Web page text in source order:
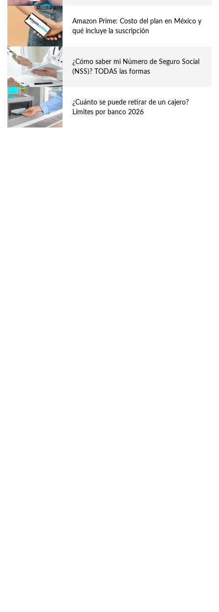
Amazon Prime: Costo del plan en México y
qué incluye la suscripción
¿Cómo saber mi Número de Seguro Social
(NSS)? TODAS las formas
¿Cuánto se puede retirar de un cajero?
Límites por banco 2026